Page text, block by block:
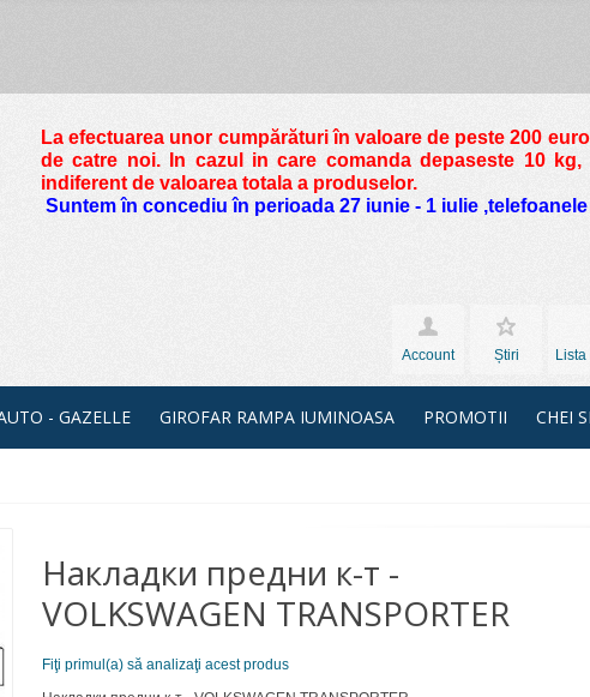
La efectuarea unor cumpărături în valoare de peste 200
de catre noi. In cazul in care comanda depaseste 10
indiferent de valoarea totala a produselor.
Suntem în concediu în perioada 27 iunie - 1 iulie
Account
Știri
- GAZELLE GIROFAR RAMPA IUMINOASA PROMOTII CHEI
Накладки предни к-т -
VOLKSWAGEN TRANSPORTER
Fiţi primul(a) să analizaţi acest produs